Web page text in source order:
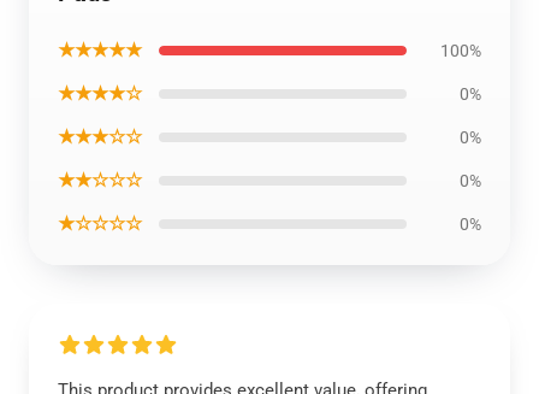
★★★★★ 100%
★★★★☆ 0%
★★★☆☆ 0%
★★☆☆☆ 0%
★☆☆☆☆ 0%